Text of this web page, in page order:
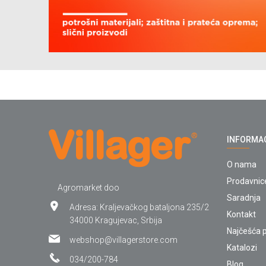
Agromarket doo
Adresa: Kraljevačkog bataljona 235/2
34000 Kragujevac, Srbija
webshop@villagerstore.com
034/200-784
O nama
Saradnja
Kontakt
Najčešća
Katalozi